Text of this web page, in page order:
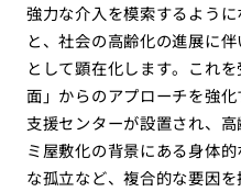
強力な介入を模索するよう
と、社会の高齢化の進展に
として顕在化します。これ
面」からのアプローチを強
支援センターが設置され、
ミ屋敷化の背景にある身体
な孤立など、複合的な要因